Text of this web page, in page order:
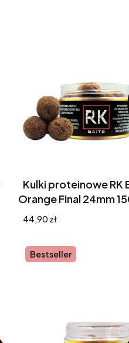
Kulki proteinowe RK
Orange Final 24mm
Cena
44,90 zł
Bestseller